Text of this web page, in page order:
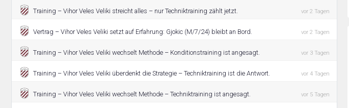
Training – Vihor Veles Veliki streicht alles – nur Techniktraining zählt jetzt. vor 2 Tagen
Vertrag – Vihor Veles Veliki setzt auf Erfahrung: Gjokic (M/7/24) bleibt an Bord. vor 2 Tagen
Training – Vihor Veles Veliki wechselt Methode – Konditionstraining ist angesagt. vor 3 Tagen
Training – Vihor Veles Veliki überdenkt die Strategie – Techniktraining ist die Antwort. vor 4 Tagen
Training – Vihor Veles Veliki wechselt Methode – Techniktraining ist angesagt. vor 5 Tagen